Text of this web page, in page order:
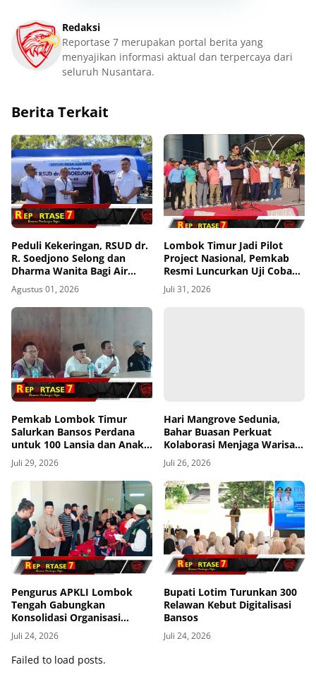
Redaksi
Reportase 7 merupakan portal berita yang
menyajikan informasi aktual dan terpercaya dari
seluruh Nusantara.
Berita Terkait
Peduli Kekeringan, RSUD dr.
R. Soedjono Selong dan
Dharma Wanita Bagi Air
Bersih di Sekaroh
Agustus 01, 2026
Lombok Timur Jadi Pilot
Project Nasional, Pemkab
Resmi Luncurkan Uji Coba
Transfomasi Digitalisasi
Bansos Lewat Portal
Juli 31, 2026
Pemkab Lombok Timur
Salurkan Bansos Perdana
untuk 100 Lansia dan Anak
Yatim di Kecamatan Sikur
Juli 29, 2026
Hari Mangrove Sedunia,
Bahar Buasan Perkuat
Kolaborasi Menjaga Warisan
Mangrove Bangka Belitung
Juli 26, 2026
Pengurus APKLI Lombok
Tengah Gabungkan
Konsolidasi Organisasi
dengan Berbagi Kasih ke
Anak Yatim
Juli 24, 2026
Bupati Lotim Turunkan 300
Relawan Kebut Digitalisasi
Bansos
Juli 24, 2026
Failed to load posts.